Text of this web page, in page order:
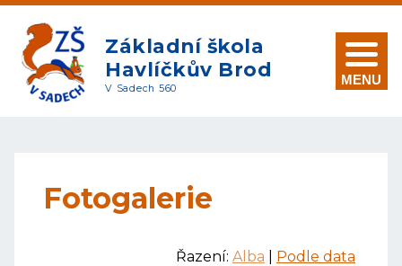
Základní škola
Havlíčkův Brod
V Sadech 560
MENU
Fotogalerie
Řazení: Alba Podle data